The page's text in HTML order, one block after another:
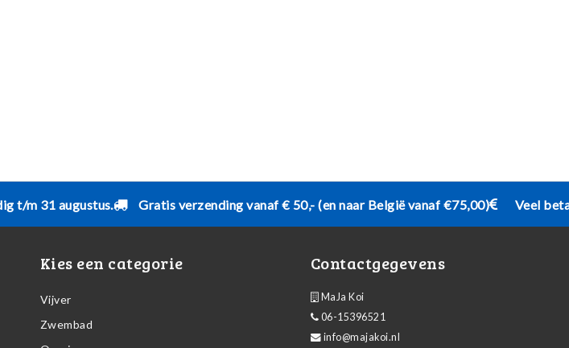
t/m 31 augustus. Gratis verzending vanaf € 50,- (en naar België vanaf €75,00) Veel
Kies een categorie
Vijver
Zwembad
Contactgegevens
MaJa Koi
06-15396521
info@majakoi.nl